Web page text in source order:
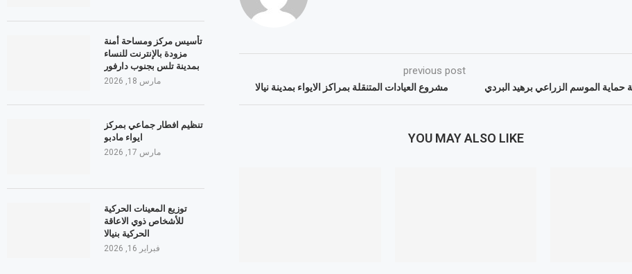
previous post
مشروع العيادات المتنقلة بمراكز الايواء بمدينة نيالا الموسم الزراعي برهيد البردي
YOU MAY ALSO LIKE
تأسيس مركز ومساحة أمنة
مزودة بالإنترنت للنساء
بمدينة تلس بجنوب دارفور
مارس 18, 2026
تنظيم افطار جماعي بمركز
ايواء مادبو
مارس 17, 2026
توزيع المعينات الحركية
للأشخاص ذوي الاعاقة
الحركية بنيالا
فبراير 16, 2026